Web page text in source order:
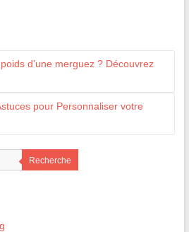
d’une merguez ? Découvrez
pour Personnaliser votre
Recherche